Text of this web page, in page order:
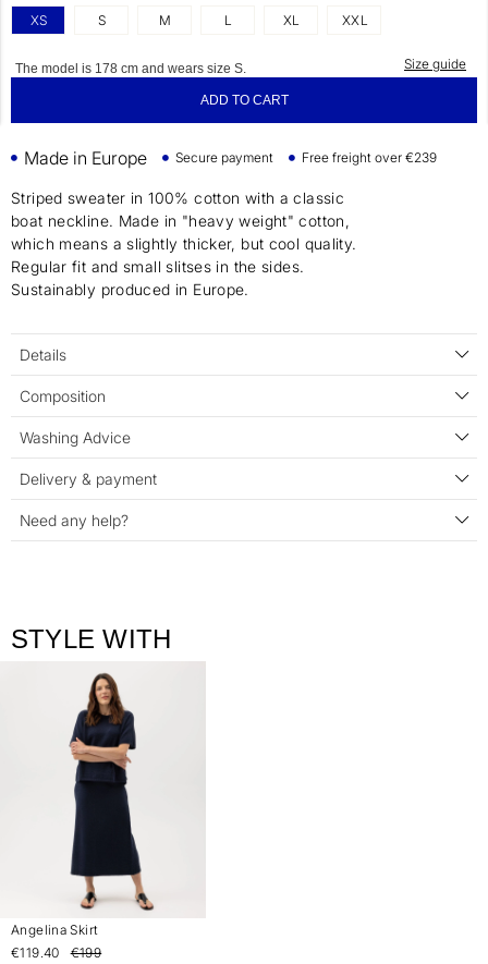
XS S M L XL XXL
Size guide
The model is 178 cm and wears size S.
ADD TO CART
Made in Europe Secure payment Free freight over €239
Striped sweater in 100% cotton with a classic
boat neckline. Made in "heavy weight" cotton,
which means a slightly thicker, but cool quality.
Regular fit and small slitses in the sides.
Sustainably produced in Europe.
Details
Composition
Washing Advice
Delivery & payment
Need any help?
STYLE WITH
Angelina Skirt
€119.40
€199